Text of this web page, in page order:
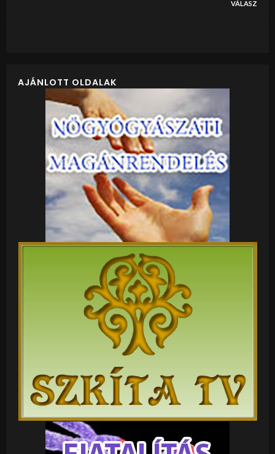
VÁLASZ
AJÁNLOTT OLDALAK